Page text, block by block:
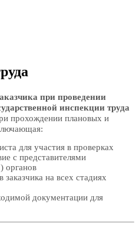
при проведении
инспекции труда
прохождении плановых и
для участия в проверках
с представителями
органов
на всех стадиях
документации для